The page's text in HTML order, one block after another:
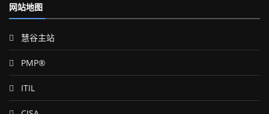
网站地图
慧谷主站
PMP®
ITIL